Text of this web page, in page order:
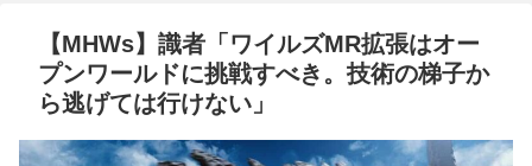
【MHWs】識者「ワイルズMR拡張はオー
プンワールドに挑戦すべき。技術の梯子か
ら逃げては行けない」